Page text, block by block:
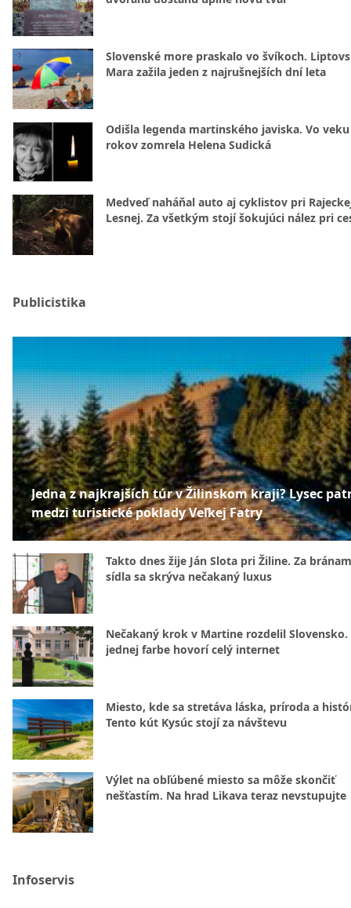
Slovenské more praskalo vo švíkoch.
Mara zažila jeden z najrušnejších dní leta
Odišla legenda martinského javiska. Vo veku
rokov zomrela Helena Sudická
Medveď naháňal auto aj cyklistov pri
Lesnej. Za všetkým stojí šokujúci nález pri
Publicistika
Jedna z najkrajších túr v Žilinskom kraji? Lysec
medzi turistické poklady Veľkej Fatry
Takto dnes žije Ján Slota pri Žiline. Za
sídla sa skrýva nečakaný luxus
Nečakaný krok v Martine rozdelil Slovensko.
jednej farbe hovorí celý internet
Miesto, kde sa stretáva láska, príroda a
Tento kút Kysúc stojí za návštevu
Výlet na obľúbené miesto sa môže skončiť
nešťastím. Na hrad Likava teraz nevstupujte
Infoservis